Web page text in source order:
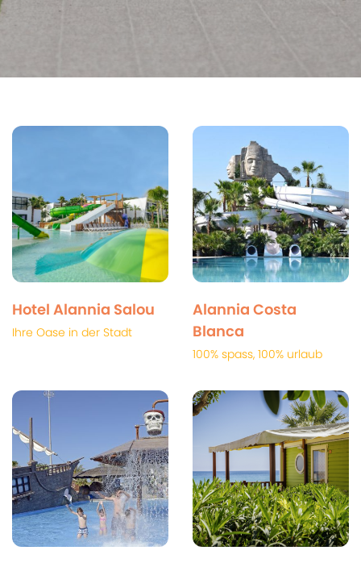
Hotel Alannia Salou
Ihre Oase in der Stadt
Alannia Costa
Blanca
100% spass, 100% urlaub